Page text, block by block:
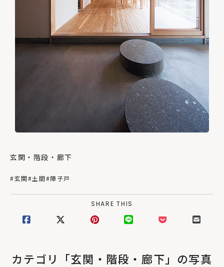
玄関・階段・廊下
#玄関#土間#障子戸
SHARE THIS
カテゴリ「玄関・階段・廊下」の写真